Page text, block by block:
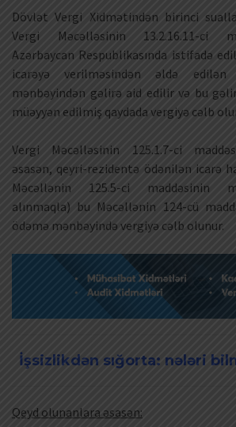
Dövlət Vergi Xidmətindən birinci
Vergi Məcəlləsinin 13.2.16.11-ci
Azərbaycan Respublikasında istifadə
icarəyə verilməsindən əldə edilən
mənbəyindən gəlirə aid edilir və bu
müəyyən edilmiş qaydada vergiyə cəlb
Vergi Məcəlləsinin 125.1.7-ci
əsasən, qeyri-rezidentə ödənilən icarə
Məcəllənin 125.5-ci maddəsinin
alınmaqla) bu Məcəllənin 124-cü
ödəmə mənbəyində vergiyə cəlb olunur.
İşsizlikdən sığorta: nələri
Qeyd olunanlara əsasən: